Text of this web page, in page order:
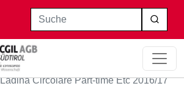
Suche
Circolare Part-time Etc 2016/17